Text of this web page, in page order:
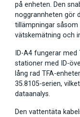
på enheten. Den
noggrannheten gör
tillämpningar såsom
vätskemätning och
ID-A4 fungerar med
stationer med ID-
lång rad TFA-
35.8105-serien,
dataanalys.
Den vattentäta